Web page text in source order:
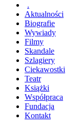
.
Aktualności
Biografie
Wywiady
Filmy
Skandale
Szlagiery
Ciekawostki
Teatr
Książki
Współpraca
Fundacja
Kontakt